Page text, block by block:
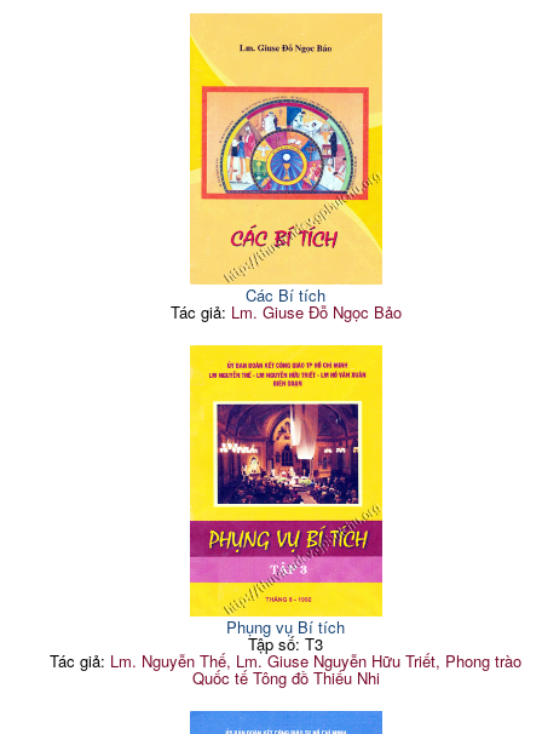
Các Bí tích
Tác giả: Lm. Giuse Đỗ Ngọc Bảo
Phụng vụ Bí tích
Tập số: T3
Tác giả: Lm. Nguyễn Thế, Lm. Giuse Nguyễn Hữu Triết, Phong trào
Quốc tế Tông đồ Thiếu Nhi